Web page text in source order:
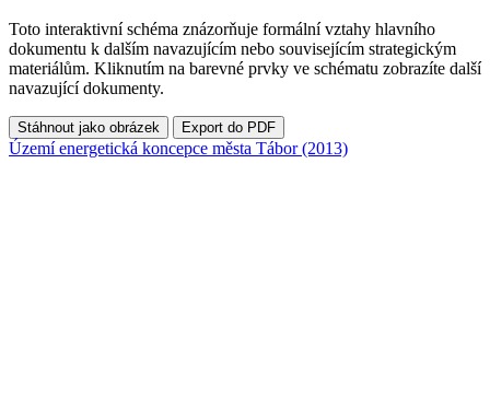
Toto interaktivní schéma znázorňuje formální vztahy hlavního
dokumentu k dalším navazujícím nebo souvisejícím strategickým
materiálům. Kliknutím na barevné prvky ve schématu zobrazíte další
navazující dokumenty.
Stáhnout jako obrázek Export do PDF
Území energetická koncepce města Tábor (2013)